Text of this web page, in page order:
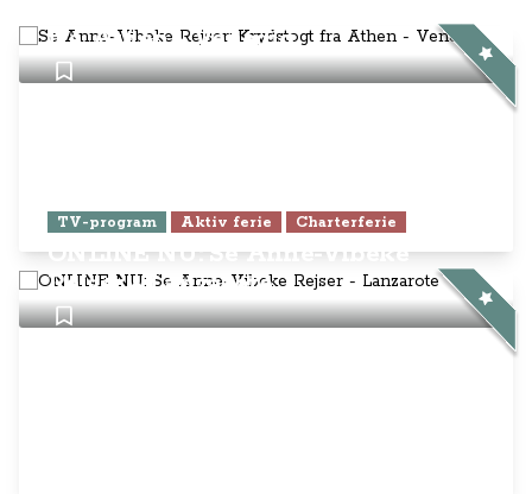
fra Athen - Venedig
TV-program Aktiv ferie Charterferie
ONLINE NU: Se Anne-Vibeke
Rejser - Lanzarote